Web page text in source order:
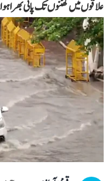
علاقوں میں گھٹنوں تک پانی بھرا